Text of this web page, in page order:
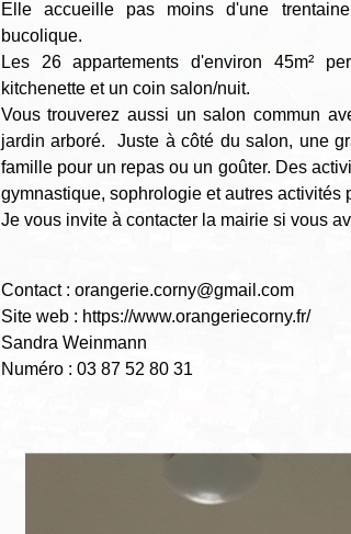
Elle accueille pas moins d'une
bucolique.
Les 26 appartements d'environ 45m²
kitchenette et un coin salon/nuit.
Vous trouverez aussi un salon commun
jardin arboré. Juste à côté du salon, une
famille pour un repas ou un goûter. Des
gymnastique, sophrologie et autres
Je vous invite à contacter la mairie si vous
Contact : orangerie.corny@gmail.com
Site web : https://www.orangeriecorny.fr/
Sandra Weinmann
Numéro : 03 87 52 80 31